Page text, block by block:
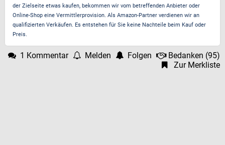
der Zielseite etwas kaufen, bekommen wir vom betreffenden Anbieter oder
Online-Shop eine Vermittlerprovision. Als Amazon-Partner verdienen wir an
qualifizierten Verkäufen. Es entstehen für Sie keine Nachteile beim Kauf oder
Preis.
1 Kommentar Melden Folgen Bedanken (95)
Zur Merkliste